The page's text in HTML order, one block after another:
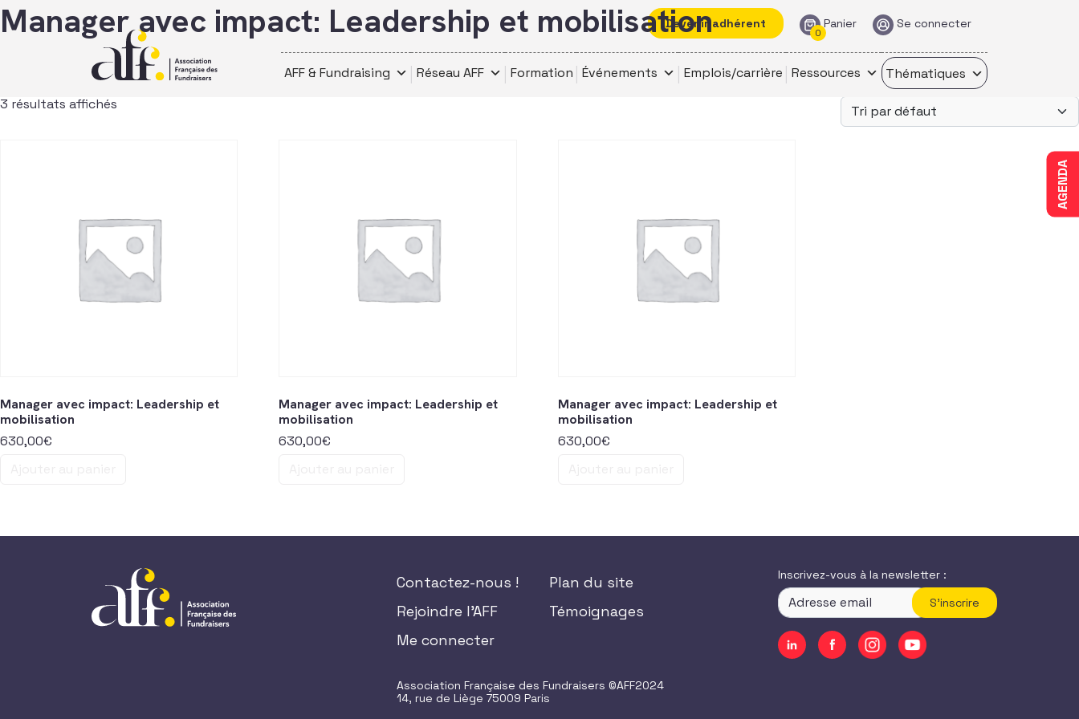
Passer au contenu
Devenir adhérent Panier
0
Se connecter
AFF & Fundraising Réseau AFF Formation Événements Emplois/carrière Ressources Thématiques
AGENDA
Manager avec impact: Leadership et mobilisation
3 résultats affichés
Manager avec impact: Leadership et
mobilisation
630,00€
Manager avec impact: Leadership et
mobilisation
630,00€
Manager avec impact: Leadership et
mobilisation
630,00€
Contactez-nous !
Rejoindre l'AFF
Me connecter
Plan du site
Témoignages
Association Française des Fundraisers ©AFF2024
14, rue de Liège 75009 Paris
Inscrivez-vous à la newsletter :
S'inscrire